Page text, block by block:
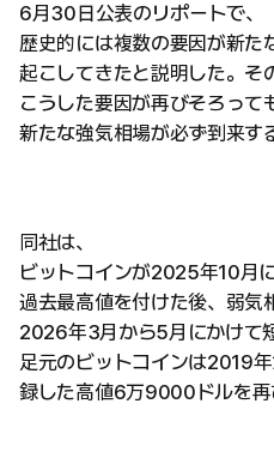
6月30日公表のリポートで、
歴史的には複数の要因が新た
起こしてきたと説明した。そ
こうした要因が再びそろって
新たな強気相場が必ず到来す
同社は、
ビットコインが2025年10月
過去最高値を付けた後、弱気
2026年3月から5月にかけて
足元のビットコインは2019
録した高値6万9000ドルを再